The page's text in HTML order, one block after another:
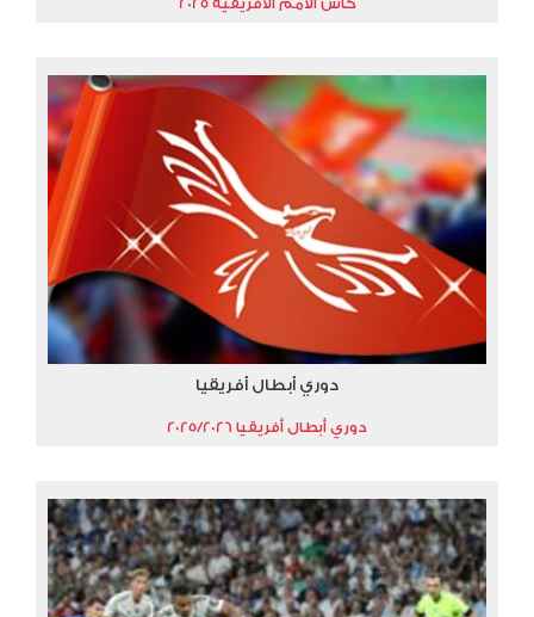
كأس الأمم الأفريقية 2025
دوري أبطال أفريقيا
دوري أبطال أفريقيا 2025/2026